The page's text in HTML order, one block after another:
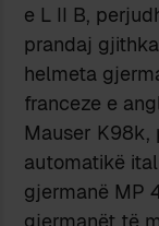
e L II B,
prandaj
helmeta
franceze e
Mauser K98k,
automatikë
gjermanë MP
gjermanët të